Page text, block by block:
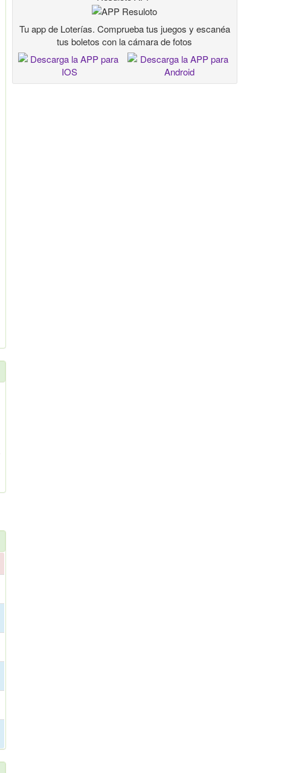
Tu app de Loterías. Comprueba tus juegos y escanéa
tus boletos con la cámara de fotos